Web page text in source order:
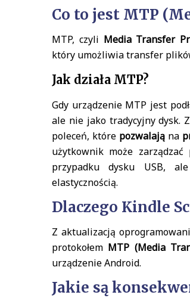
Co to jest MTP
MTP, czyli Media Transfer
który umożliwia transfer
Jak działa MTP?
Gdy urządzenie MTP jest
ale nie jako tradycyjny dysk.
poleceń, które pozwalają na
użytkownik może
przypadku dysku USB,
elastycznością.
Dlaczego Kindle
Z aktualizacją
protokołem MTP (Media
urządzenie Android.
Jakie są